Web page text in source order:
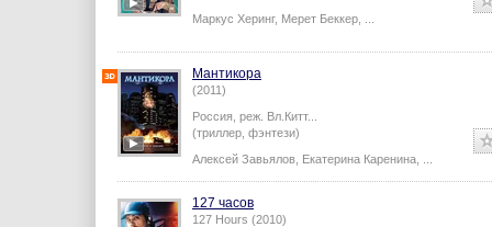
Маркус Херинг, Мерет Беккер
Мантикора
(2011)
Россия, реж. Вл.Китт...
(триллер, фэнтези)
Алексей Завьялов Екатерина Каренина
127 часов
127 Hours (2010)